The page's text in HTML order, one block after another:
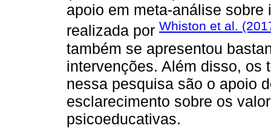
apoio em meta-análise
realizada por Whiston et al.
também se apresentou
intervenções. Além disso, os
nessa pesquisa são o apoio
esclarecimento sobre os
psicoeducativas.